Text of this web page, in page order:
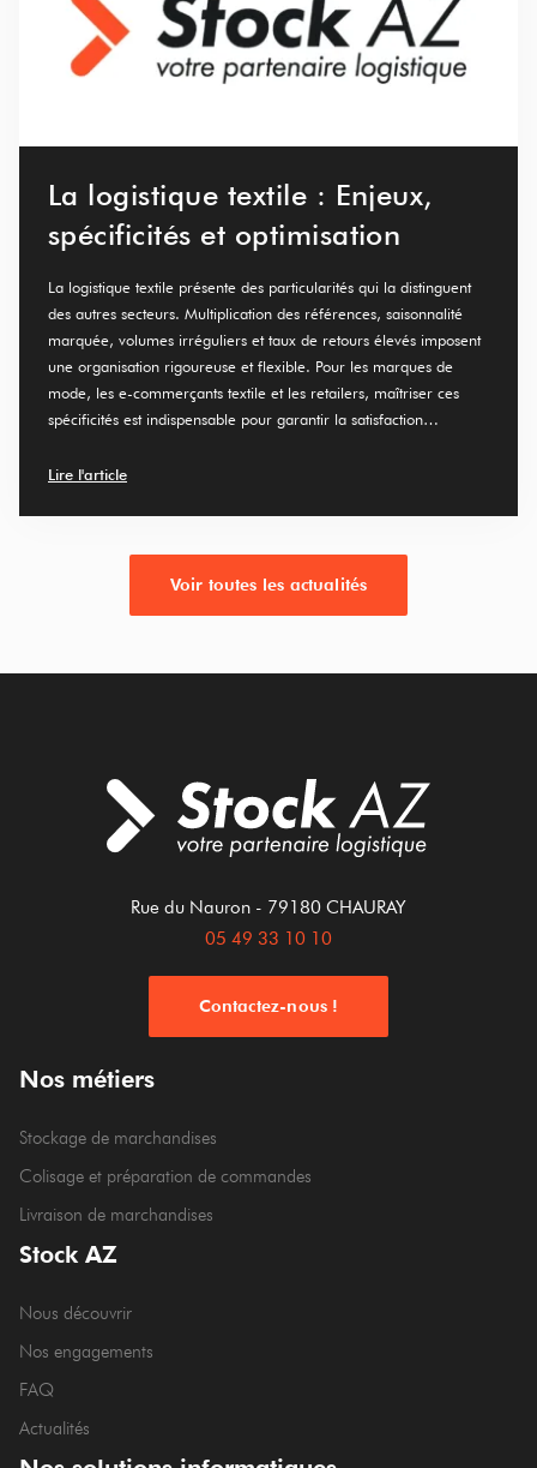
La logistique textile : Enjeux,
spécificités et optimisation
La logistique textile présente des particularités qui la distinguent
des autres secteurs. Multiplication des références, saisonnalité
marquée, volumes irréguliers et taux de retours élevés imposent
une organisation rigoureuse et flexible. Pour les marques de
mode, les e-commerçants textile et les retailers, maîtriser ces
spécificités est indispensable pour garantir la satisfaction…
Lire l'article
Voir toutes les actualités
Rue du Nauron - 79180 CHAURAY
05 49 33 10 10
Contactez-nous !
Nos métiers
Stockage de marchandises
Colisage et préparation de commandes
Livraison de marchandises
Stock AZ
Nous découvrir
Nos engagements
FAQ
Actualités